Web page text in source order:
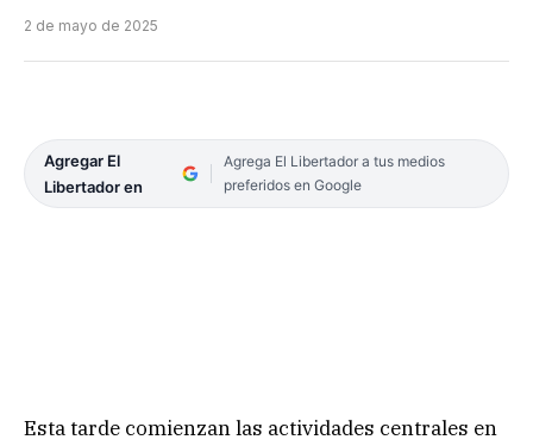
2 de mayo de 2025
Agregar El
Libertador en
Agrega El Libertador a tus medios
preferidos en Google
Esta tarde comienzan las actividades centrales en